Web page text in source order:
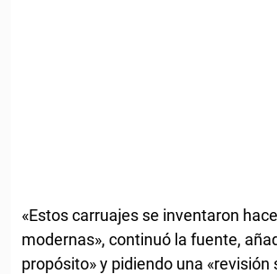
«Estos carruajes se inventaron
modernas», continuó la fuente,
propósito» y pidiendo una